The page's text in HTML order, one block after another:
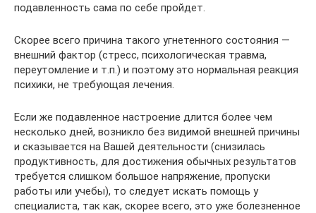
подавленность сама по себе пройдет.
Скорее всего причина такого угнетенного состояния —
внешний фактор (стресс, психологическая травма,
переутомление и т.п.) и поэтому это нормальная реакция
психики, не требующая лечения.
Если же подавленное настроение длится более чем
несколько дней, возникло без видимой внешней причины
и сказывается на Вашей деятельности (снизилась
продуктивность, для достижения обычных результатов
требуется слишком большое напряжение, пропуски
работы или учебы), то следует искать помощь у
специалиста, так как, скорее всего, это уже болезненное